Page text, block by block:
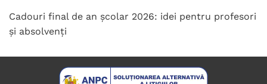
Cadouri final de an școlar 2026: idei pentru profesori
și absolvenți